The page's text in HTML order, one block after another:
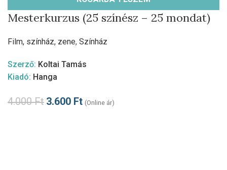
Mesterkurzus (25 színész – 25 mondat)
Film, színház, zene, Színház
Szerző: Koltai Tamás
Kiadó: Hanga
4.000Ft 3.600 Ft (Online ár)